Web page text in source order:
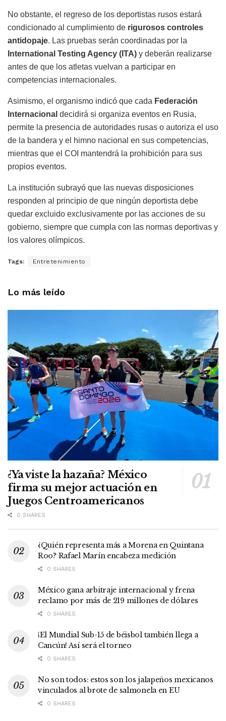
No obstante, el regreso de los deportistas rusos estará
condicionado al cumplimiento de rigurosos controles
antidopaje. Las pruebas serán coordinadas por la
International Testing Agency (ITA) y deberán realizarse
antes de que los atletas vuelvan a participar en
competencias internacionales.
Asimismo, el organismo indicó que cada Federación
Internacional decidirá si organiza eventos en Rusia,
permite la presencia de autoridades rusas o autoriza el uso
de la bandera y el himno nacional en sus competencias,
mientras que el COI mantendrá la prohibición para sus
propios eventos.
La institución subrayó que las nuevas disposiciones
responden al principio de que ningún deportista debe
quedar excluido exclusivamente por las acciones de su
gobierno, siempre que cumpla con las normas deportivas y
los valores olímpicos.
Tags: Entretenimiento
Lo más leído
¿Ya viste la hazaña? México
firma su mejor actuación en
Juegos Centroamericanos
0 SHARES
¿Quién representa más a Morena en Quintana
Roo? Rafael Marín encabeza medición
0 SHARES
México gana arbitraje internacional y frena
reclamo por más de 219 millones de dólares
0 SHARES
¡El Mundial Sub-15 de béisbol también llega a
Cancún! Así será el torneo
0 SHARES
No son todos: estos son los jalapeños mexicanos
vinculados al brote de salmonela en EU
0 SHARES